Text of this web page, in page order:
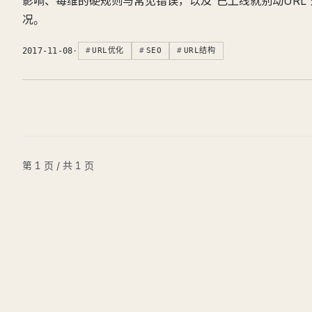
况。
2017-11-08 · URL优化 SEO URL结构
第 1 页 / 共 1 页